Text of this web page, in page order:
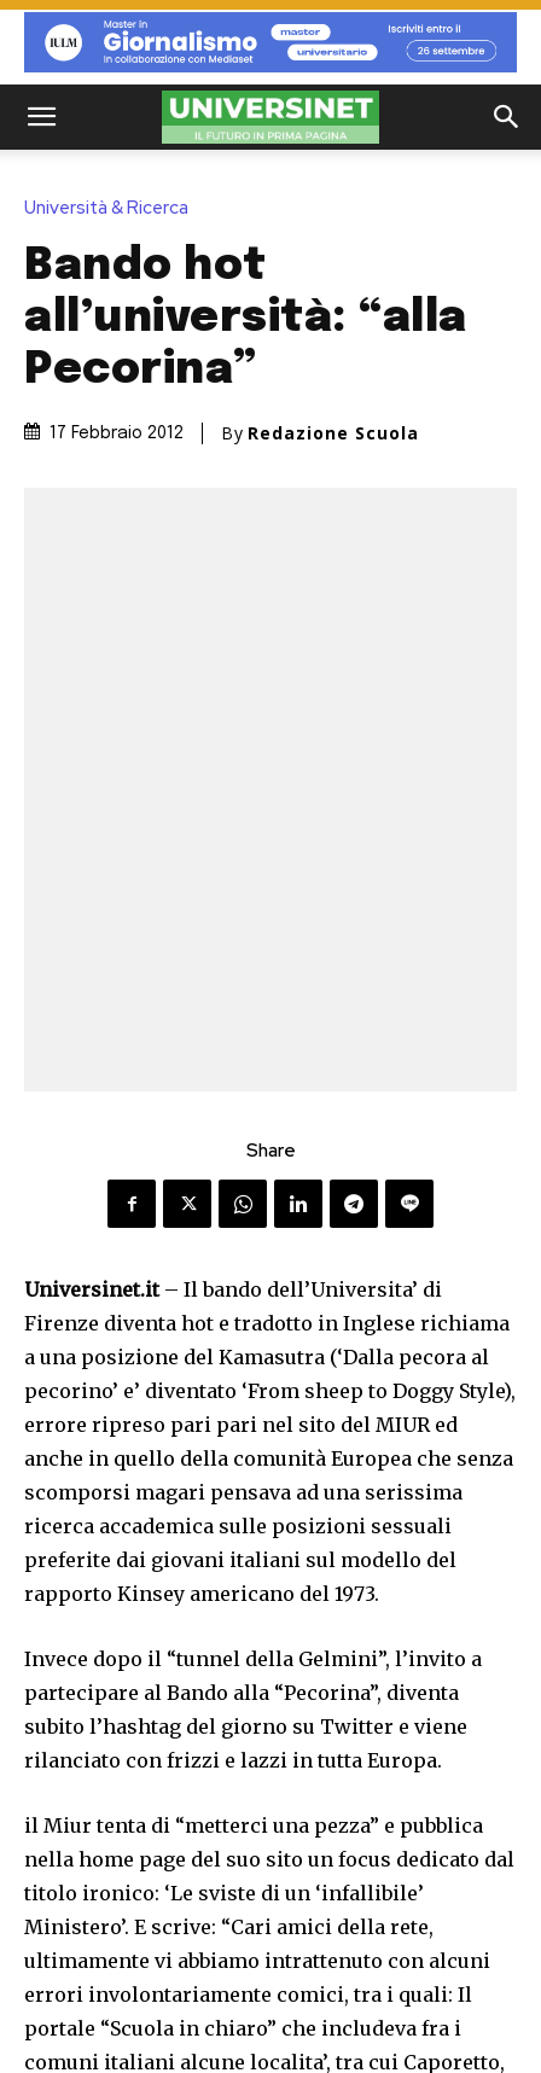
Università & Ricerca
Bando hot
all’università: “alla
Pecorina”
17 Febbraio 2012 By Redazione Scuola
Share
Universinet.it– Il bando dell’Universita’ di
Firenze diventa hot e tradotto in Inglese richiama
a una posizione del Kamasutra (‘Dalla pecora al
pecorino’ e’ diventato ‘From sheep to Doggy Style),
errore ripreso pari pari nel sito del MIUR ed
anche in quello della comunità Europea che senza
scomporsi magari pensava ad una serissima
ricerca accademica sulle posizioni sessuali
preferite dai giovani italiani sul modello del
rapporto Kinsey americano del 1973.
Invece dopo il “tunnel della Gelmini”, l’invito a
partecipare al Bando alla “Pecorina”, diventa
subito l’hashtag del giorno su Twitter e viene
rilanciato con frizzi e lazzi in tutta Europa.
il Miur tenta di “metterci una pezza” e pubblica
nella home page del suo sito un focus dedicato dal
titolo ironico: ‘Le sviste di un ‘infallibile’
Ministero’. E scrive: “Cari amici della rete,
ultimamente vi abbiamo intrattenuto con alcuni
errori involontariamente comici, tra i quali: Il
portale “Scuola in chiaro” che includeva fra i
comuni italiani alcune localita’, tra cui Caporetto,